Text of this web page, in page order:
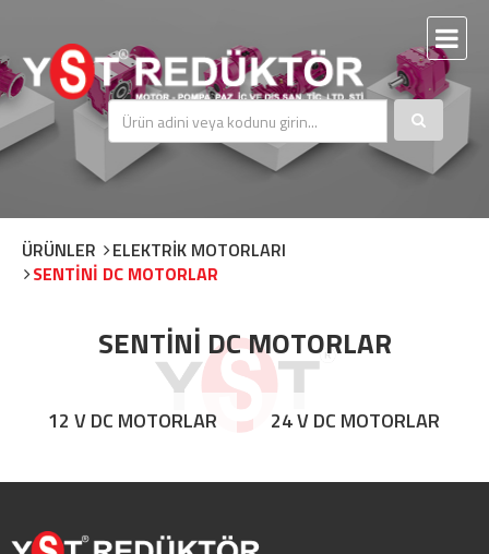
ÜRÜNLER
ELEKTRİK MOTORLARI
SENTİNİ DC MOTORLAR
SENTİNİ DC MOTORLAR
12 V DC MOTORLAR 24 V DC MOTORLAR